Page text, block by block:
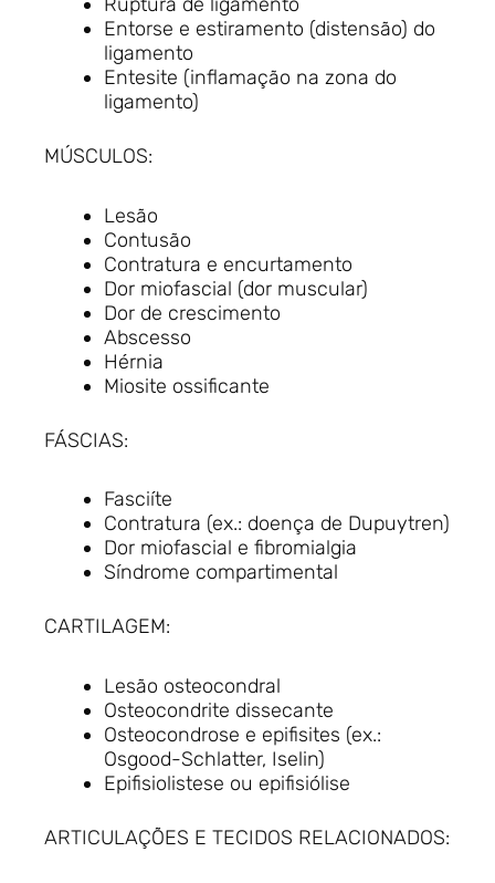
Entorse e estiramento (distensão) do
ligamento
Entesite (inflamação na zona do
ligamento)
MÚSCULOS:
Lesão
Contusão
Contratura e encurtamento
Dor miofascial (dor muscular)
Dor de crescimento
Abscesso
Hérnia
Miosite ossificante
FÁSCIAS:
Fasciíte
Contratura (ex.: doença de Dupuytren)
Dor miofascial e fibromialgia
Síndrome compartimental
CARTILAGEM:
Lesão osteocondral
Osteocondrite dissecante
Osteocondrose e epifisites (ex.:
Osgood-Schlatter, Iselin)
Epifisiolistese ou epifisiólise
ARTICULAÇÕES E TECIDOS RELACIONADOS: